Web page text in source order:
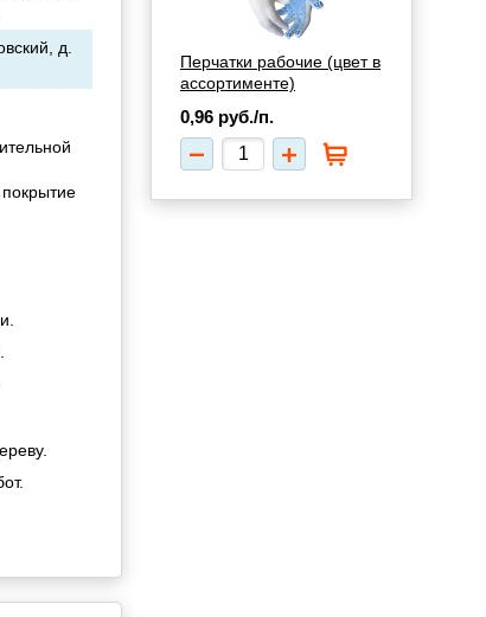
д.
Перчатки рабочие (цвет в
ассортименте)
0,96 руб./п.